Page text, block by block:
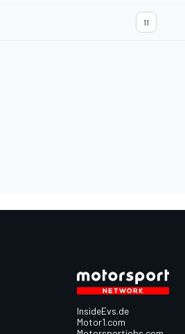
11
InsideEvs.de
Motor1.com